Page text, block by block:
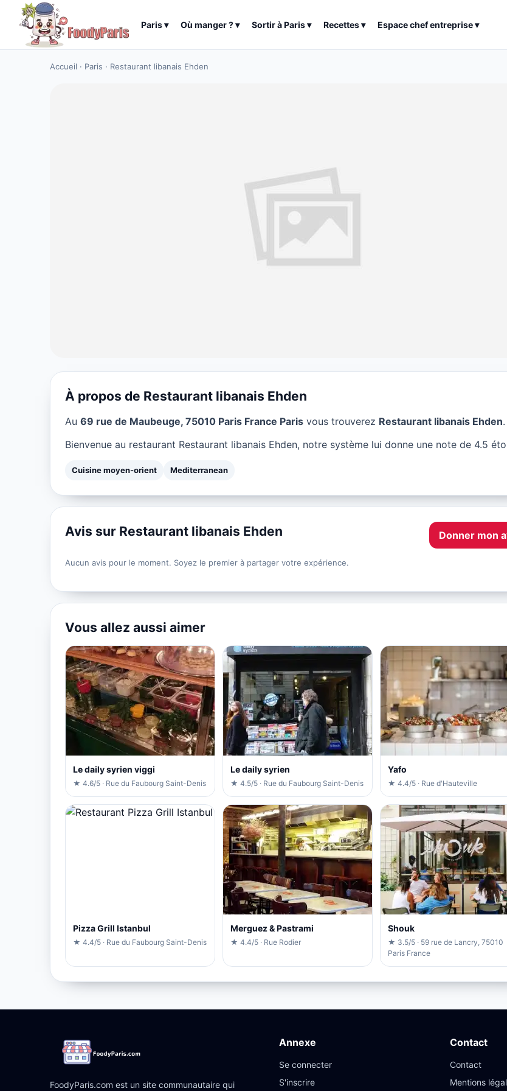
Paris▾ Où manger ?▾ Sortir àParis▾ Recettes▾ Espace chef entreprise▾
Accueil · Paris · Restaurant libanais Ehden
Restaurant libanais Ehden à
À propos de Restaurant libanais Ehden
Au 69 rue de Maubeuge, 75010 Paris France Paris vous trouverez Restaurant libanais Ehden.
Bienvenue au restaurant Restaurant libanais Ehden, notre système lui donne une note de 4.5
Cuisine moyen-orient Mediterranean
Avis sur Restaurant libanais Ehden Donner mon
Aucun avis pour le moment. Soyez le premier à partager votre expérience.
Vous allez aussi aimer
Le daily syrien viggi
★ 4.6/5 · Rue du Faubourg Saint-Denis
Le daily syrien
★ 4.5/5 · Rue du Faubourg Saint-Denis
Yafo
★ 4.4/5 · Rue d'Hauteville
Pizza Grill Istanbul
★ 4.4/5 · Rue du Faubourg Saint-Denis
Merguez & Pastrami
★ 4.4/5 · Rue Rodier
Shouk
★ 3.5/5 · 59 rue de Lancry, 75010
Paris France
FoodyParis.com est un site communautaire qui
Annexe
Se connecter
S'inscrire
Contact
Contact
Mentions